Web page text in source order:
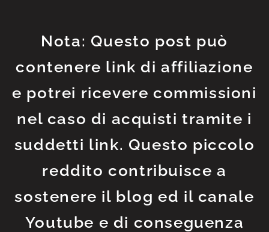
Nota: Questo post può
contenere link di affiliazione
e potrei ricevere commissioni
nel caso di acquisti tramite i
suddetti link. Questo piccolo
reddito contribuisce a
sostenere il blog ed il canale
Youtube e di conseguenza